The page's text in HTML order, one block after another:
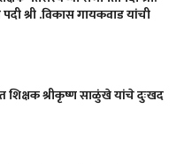
श्री .विकास गायकवाड यांची
शिक्षक श्रीकृष्ण साळुंखे यांचे दुःखद